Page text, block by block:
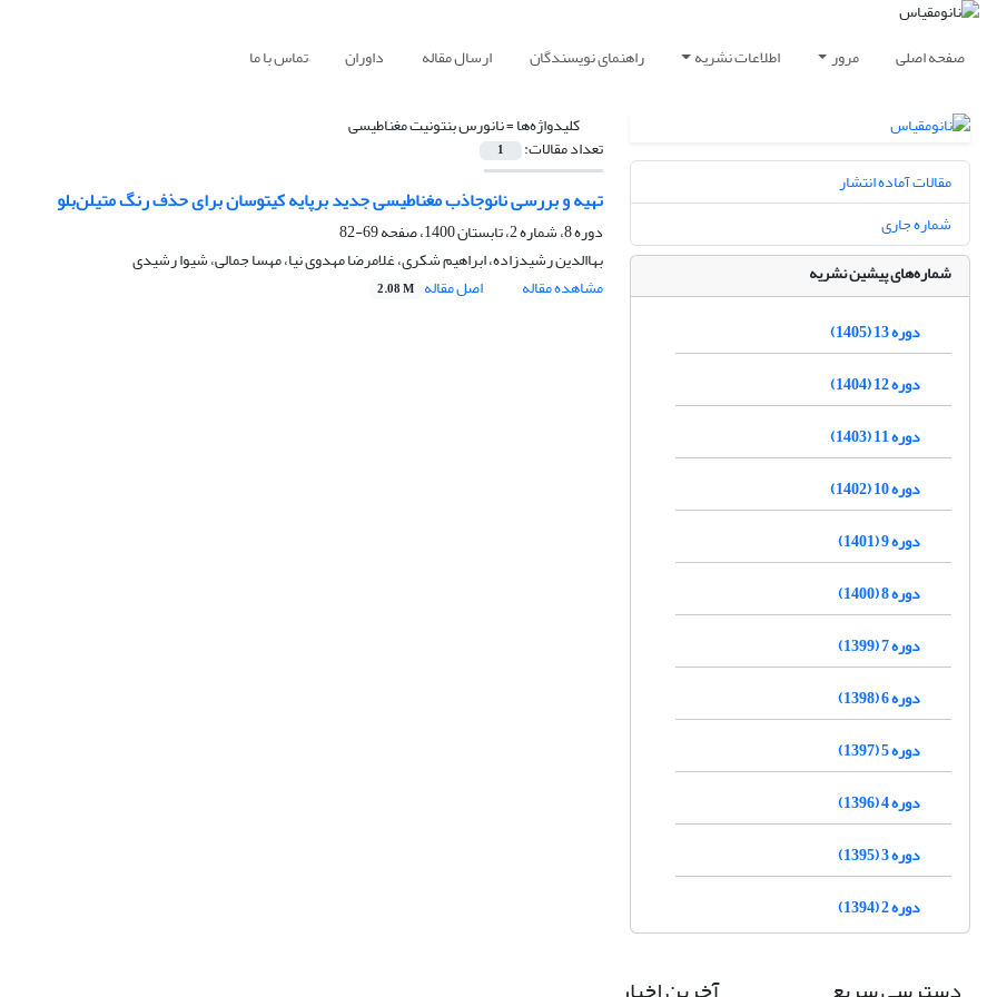
صفحه اصلی مرور اطلاعات نشریه راهنمای نویسندگان ارسال مقاله داوران تماس با ما
کلیدواژه‌ها =نانورس بنتونیت مغناطیسی
تعداد مقالات: 1
تهیه و بررسی نانوجاذب مغناطیسی جدید برپایه کیتوسان برای حذف رنگ متیلن‌بلو
دوره 8، شماره 2، تابستان 1400، صفحه
69-82
بهاالدین رشیدزاده، ابراهیم شکری، غلامرضا مهدوی نیا، مهسا جمالی، شیوا رشیدی
مشاهده مقاله
اصل مقاله 2.08 M
مقالات آماده انتشار
شماره جاری
شماره‌های پیشین نشریه
دوره 13 (1405)
دوره 12 (1404)
دوره 11 (1403)
دوره 10 (1402)
دوره 9 (1401)
دوره 8 (1400)
دوره 7 (1399)
دوره 6 (1398)
دوره 5 (1397)
دوره 4 (1396)
دوره 3 (1395)
دوره 2 (1394)